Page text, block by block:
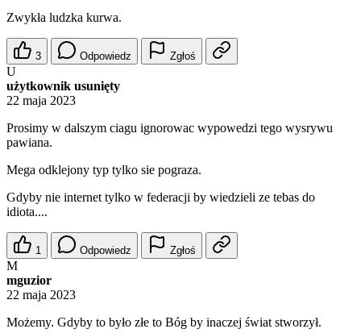
Zwykła ludzka kurwa.
3 Odpowiedz Zgłoś
U
użytkownik usunięty
22 maja 2023
Prosimy w dalszym ciagu ignorowac wypowedzi tego wysrywu
pawiana.
Mega odklejony typ tylko sie pograza.
Gdyby nie internet tylko w federacji by wiedzieli ze tebas do
idiota....
1 Odpowiedz Zgłoś
M
mguzior
22 maja 2023
Możemy. Gdyby to było złe to Bóg by inaczej świat stworzył.